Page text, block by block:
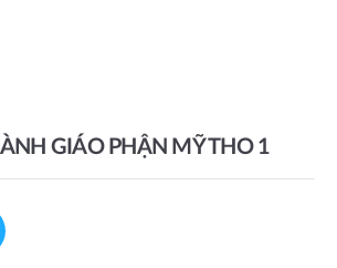
GIÁO PHẬN MỸ THO 1